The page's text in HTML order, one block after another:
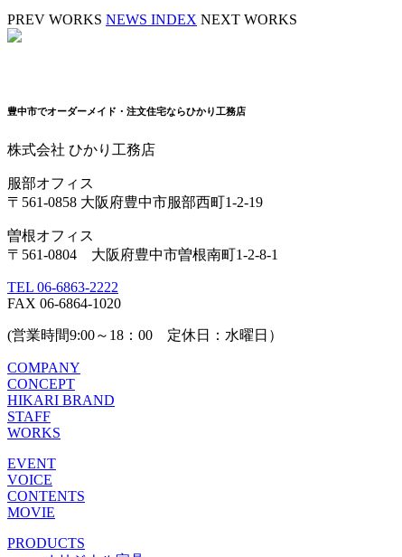
PREV WORKS NEWS INDEX NEXT WORKS
豊中市でオーダーメイド・注文住宅ならひかり工務店
株式会社 ひかり工務店
服部オフィス
〒561-0858 大阪府豊中市服部西町1-2-19
曽根オフィス
〒561-0804 大阪府豊中市曽根南町1-2-8-1
TEL 06-6863-2222
FAX 06-6864-1020
(営業時間9:00～18：00 定休日：水曜日）
COMPANY
CONCEPT
HIKARI BRAND
STAFF
WORKS
EVENT
VOICE
CONTENTS
MOVIE
PRODUCTS